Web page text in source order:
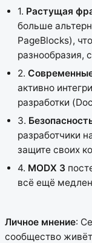
1. Растущая
больше
PageBlocks),
разнообразия,
2.
активно
разработки
3.
разработчики
защите своих
4. MODX 3
всё ещё
Личное мнение:
сообщество